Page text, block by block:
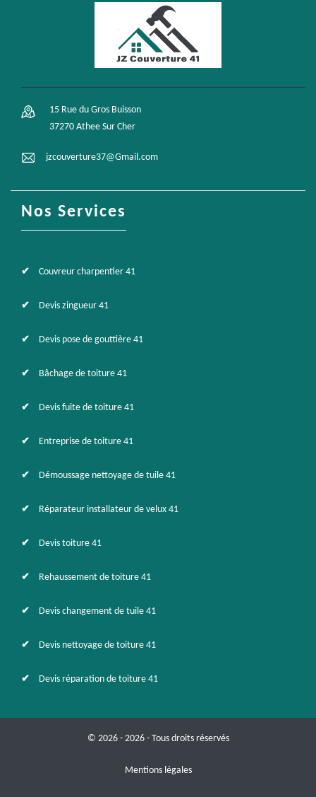
15 Rue du Gros Buisson
37270 Athee Sur Cher
jzcouverture37@Gmail.com
Nos Services
Couvreur charpentier 41
Devis zingueur 41
Devis pose de gouttière 41
Bâchage de toiture 41
Devis fuite de toiture 41
Entreprise de toiture 41
Démoussage nettoyage de tuile 41
Réparateur installateur de velux 41
Devis toiture 41
Rehaussement de toiture 41
Devis changement de tuile 41
Devis nettoyage de toiture 41
Devis réparation de toiture 41
© 2026 - 2026 - Tous droits réservés
Mentions légales